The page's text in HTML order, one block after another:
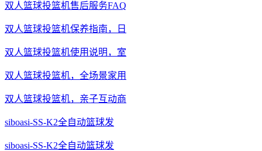
双人篮球投篮机售后服务FAQ
双人篮球投篮机保养指南，日
双人篮球投篮机使用说明，室
双人篮球投篮机，全场景家用
双人篮球投篮机，亲子互动商
siboasi-SS-K2全自动篮球发
siboasi-SS-K2全自动篮球发